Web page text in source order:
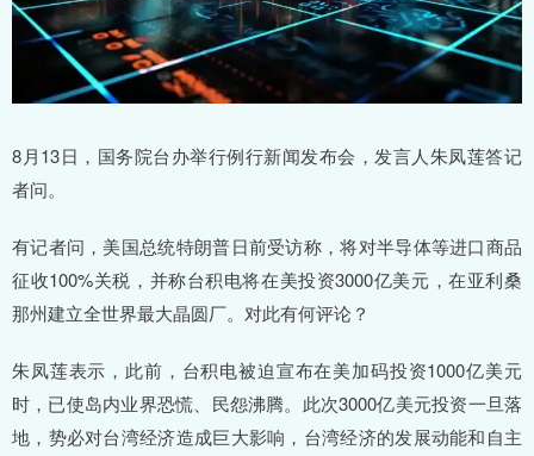
8月13日，国务院台办举行例行新闻发布会，发言人朱凤莲答记
者问。
有记者问，美国总统特朗普日前受访称，将对半导体等进口商品
征收100%关税，并称台积电将在美投资3000亿美元，在亚利桑
那州建立全世界最大晶圆厂。对此有何评论？
朱凤莲表示，此前，台积电被迫宣布在美加码投资1000亿美元
时，已使岛内业界恐慌、民怨沸腾。此次3000亿美元投资一旦落
地，势必对台湾经济造成巨大影响，台湾经济的发展动能和自主